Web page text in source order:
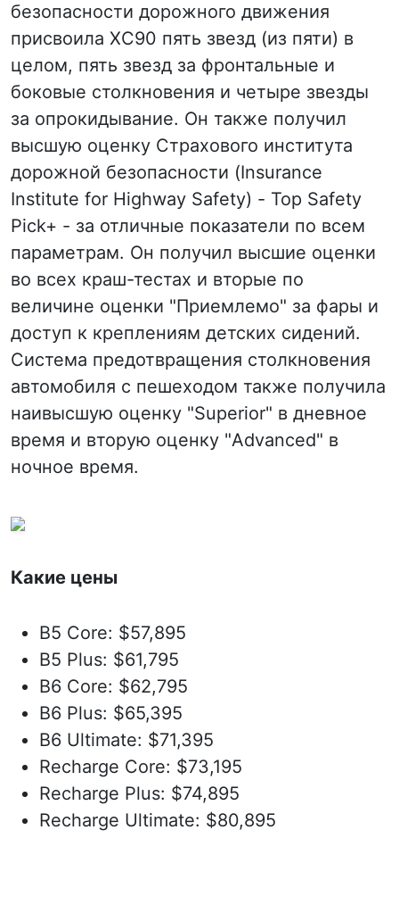
безопасности дорожного движения
присвоила XC90 пять звезд (из пяти) в
целом, пять звезд за фронтальные и
боковые столкновения и четыре звезды
за опрокидывание. Он также получил
высшую оценку Страхового института
дорожной безопасности (Insurance
Institute for Highway Safety) - Top Safety
Pick+ - за отличные показатели по всем
параметрам. Он получил высшие оценки
во всех краш-тестах и вторые по
величине оценки "Приемлемо" за фары и
доступ к креплениям детских сидений.
Система предотвращения столкновения
автомобиля с пешеходом также получила
наивысшую оценку "Superior" в дневное
время и вторую оценку "Advanced" в
ночное время.
Какие цены
B5 Core: $57,895
B5 Plus: $61,795
B6 Core: $62,795
B6 Plus: $65,395
B6 Ultimate: $71,395
Recharge Core: $73,195
Recharge Plus: $74,895
Recharge Ultimate: $80,895